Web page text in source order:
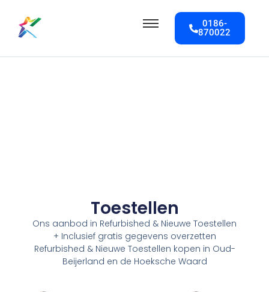
0186-
870022
Toestellen
Ons aanbod in Refurbished & Nieuwe Toestellen
+ Inclusief gratis gegevens overzetten
Refurbished & Nieuwe Toestellen kopen in Oud-
Beijerland en de Hoeksche Waard